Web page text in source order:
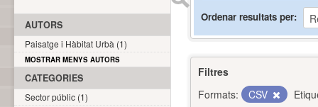
Ordenar resultats per
Filtres
Formats:
CSV
AUTORS
Paisatge i Hàbitat Urbà (1)
MOSTRAR MENYS AUTORS
CATEGORIES
Sector públic (1)